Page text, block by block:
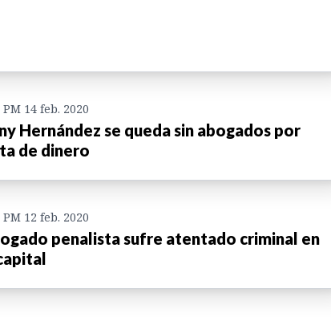
PM 14 feb. 2020
Hernández se queda sin abogados por
de dinero
PM 12 feb. 2020
penalista sufre atentado criminal en